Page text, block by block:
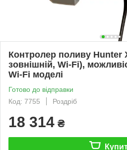
Контролер поливу Hunter
зовнішній, Wi-Fi),
Wi-Fi моделі
Готово до відправки
Код: 7755
Роздріб
18 314 ₴